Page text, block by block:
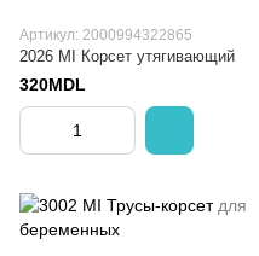
Артикул: 2000994322865
2026 MI Корсет утягивающий
320MDL